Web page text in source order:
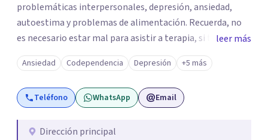
problemáticas interpersonales, depresión, ansiedad,
autoestima y problemas de alimentación. Recuerda, no
es necesario estar mal para asistir a terapia, si tienes una
duda sobre tu vida o sobre como te sientes, basta para
empezar un viaje invaluable. ¡No dudes en contactarme
para agendar tu primera cita, con gusto te acompañaré
en este proceso!
leer más
Ansiedad Codependencia Depresión +5 más
Teléfono WhatsApp Email
Dirección principal